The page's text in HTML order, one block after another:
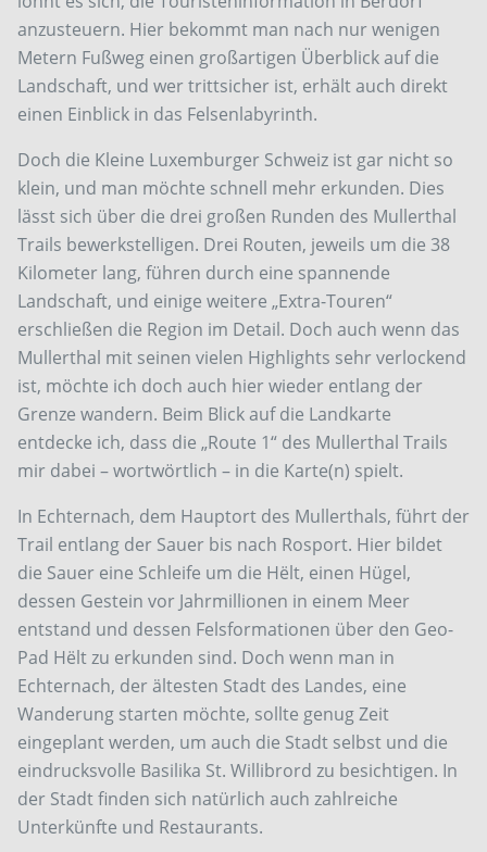
anzusteuern. Hier bekommt man nach nur wenigen
Metern Fußweg einen großartigen Überblick auf die
Landschaft, und wer trittsicher ist, erhält auch direkt
einen Einblick in das Felsenlabyrinth.
Doch die Kleine Luxemburger Schweiz ist gar nicht so
klein, und man möchte schnell mehr erkunden. Dies
lässt sich über die drei großen Runden des Mullerthal
Trails bewerkstelligen. Drei Routen, jeweils um die 38
Kilometer lang, führen durch eine spannende
Landschaft, und einige weitere „Extra-Touren“
erschließen die Region im Detail. Doch auch wenn das
Mullerthal mit seinen vielen Highlights sehr verlockend
ist, möchte ich doch auch hier wieder entlang der
Grenze wandern. Beim Blick auf die Landkarte
entdecke ich, dass die „Route 1“ des Mullerthal Trails
mir dabei – wortwörtlich – in die Karte(n) spielt.
In Echternach, dem Hauptort des Mullerthals, führt der
Trail entlang der Sauer bis nach Rosport. Hier bildet
die Sauer eine Schleife um die Hëlt, einen Hügel,
dessen Gestein vor Jahrmillionen in einem Meer
entstand und dessen Felsformationen über den Geo-
Pad Hëlt zu erkunden sind. Doch wenn man in
Echternach, der ältesten Stadt des Landes, eine
Wanderung starten möchte, sollte genug Zeit
eingeplant werden, um auch die Stadt selbst und die
eindrucksvolle Basilika St. Willibrord zu besichtigen. In
der Stadt finden sich natürlich auch zahlreiche
Unterkünfte und Restaurants.